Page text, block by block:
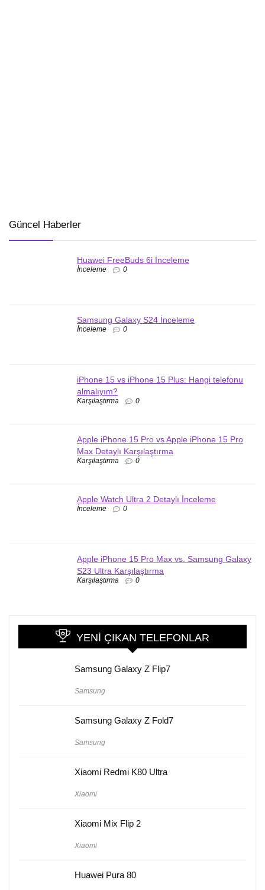
Güncel Haberler
Huawei FreeBuds 6i İnceleme
İnceleme 0
Samsung Galaxy S24 İnceleme
İnceleme 0
iPhone 15 vs iPhone 15 Plus: Hangi telefonu
almalıyım?
Karşılaştırma 0
Apple iPhone 15 Pro vs Apple iPhone 15 Pro
Max Detaylı Karşılaştırma
Karşılaştırma 0
Apple Watch Ultra 2 Detaylı İnceleme
İnceleme 0
Apple iPhone 15 Pro Max vs. Samsung Galaxy
S23 Ultra Karşılaştırma
Karşılaştırma 0
YENI ÇIKAN TELEFONLAR
Samsung Galaxy Z Flip7
Samsung
Samsung Galaxy Z Fold7
Samsung
Xiaomi Redmi K80 Ultra
Xiaomi
Xiaomi Mix Flip 2
Xiaomi
Huawei Pura 80